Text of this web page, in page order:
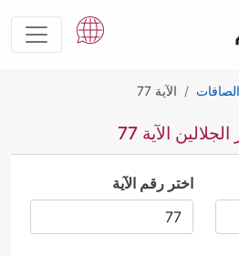
الصافات الآية 77
الآية 77
اختر رقم الآية